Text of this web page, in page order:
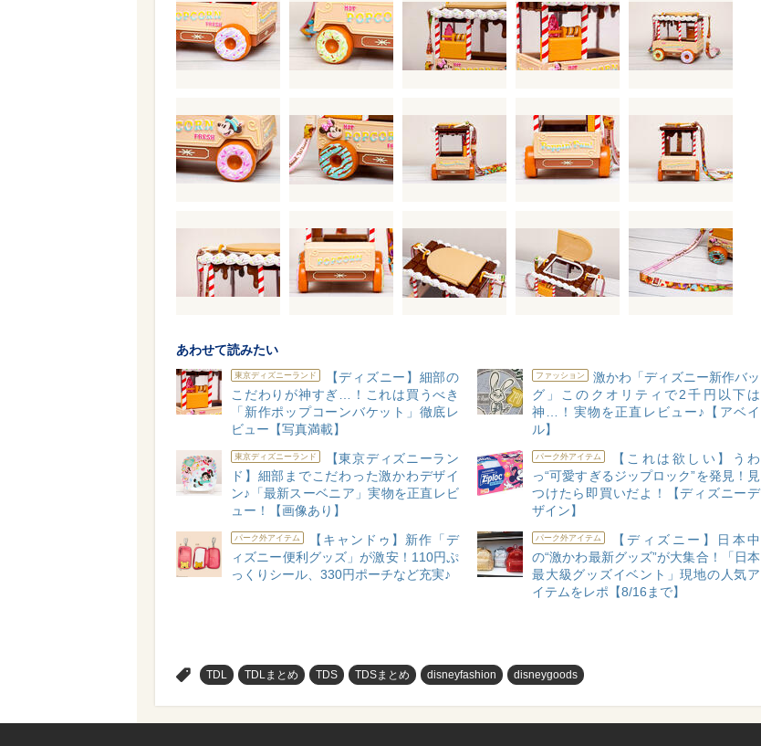
あわせて読みたい
東京ディズニーランド
【ディズニー】細部の
こだわりが神すぎ…！これは買うべき
「新作ポップコーンバケット」徹底レ
ビュー【写真満載】
ファッション
激かわ「ディズニー新作バッ
グ」このクオリティで2千円以下は
神…！実物を正直レビュー♪【アベイ
ル】
東京ディズニーランド
【東京ディズニーラン
ド】細部までこだわった激かわデザイ
ン♪「最新スーベニア」実物を正直レビ
ュー！【画像あり】
パーク外アイテム
【これは欲しい】うわ
っ“可愛すぎるジップロック”を発見！見
つけたら即買いだよ！【ディズニーデ
ザイン】
パーク外アイテム
【キャンドゥ】新作「デ
ィズニー便利グッズ」が激安！110円ぷ
っくりシール、330円ポーチなど充実♪
パーク外アイテム
【ディズニー】日本中
の“激かわ最新グッズ”が大集合！「日本
最大級グッズイベント」現地の人気ア
イテムをレポ【8/16まで】
TDL TDLまとめ TDS TDSまとめ disneyfashion disneygoods